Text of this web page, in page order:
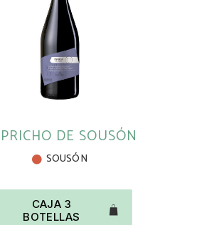
DE SOUSÓN
SOUSÓN
CAJA 3
BOTELLAS